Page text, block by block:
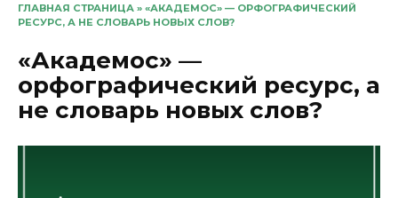
ГЛАВНАЯ СТРАНИЦА » «АКАДЕМОС» — ОРФОГРАФИЧЕСКИЙ
РЕСУРС, А НЕ СЛОВАРЬ НОВЫХ СЛОВ?
«Академос» —
орфографический ресурс, а
не словарь новых слов?